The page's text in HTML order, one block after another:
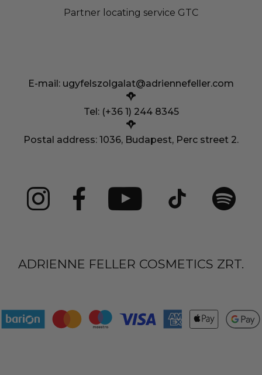
Partner locating service GTC
E-mail: ugyfelszolgalat@adriennefeller.com
Tel: (+36 1) 244 8345
Postal address: 1036, Budapest, Perc street 2.
ADRIENNE FELLER COSMETICS ZRT.